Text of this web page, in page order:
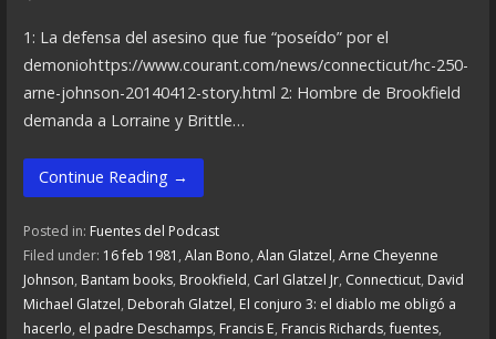
1: La defensa del asesino que fue “poseído” por el
demoniohttps://www.courant.com/news/connecticut/hc-250-
arne-johnson-20140412-story.html 2: Hombre de Brookfield
demanda a Lorraine y Brittle…
Continue Reading →
Posted in: Fuentes del Podcast
Filed under: 16 feb 1981 , Alan Bono, Alan Glatzel, Arne Cheyenne
Johnson, Bantam books, Brookfield, Carl Glatzel Jr, Connecticut, David
Michael Glatzel, Deborah Glatzel, El conjuro 3: el diablo me obligó a
hacerlo, el padre Deschamps, Francis E, Francis Richards,fuentes,